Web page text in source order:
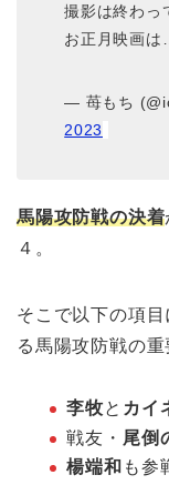
撮影は終わっ
お正月映画
— 苺もち
2023
馬陽攻防戦の決着
４。
そこで以下の項
る馬陽攻防戦の
李牧と カイ
戦友・ 尾倒
楊端和 も参